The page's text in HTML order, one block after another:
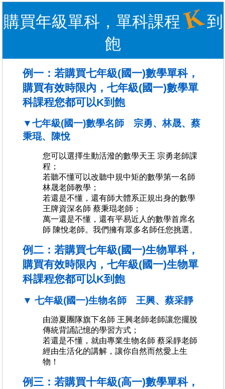
購買年級單科，單科課程K到
飽
例一：若購買七年級(國一)數學單科，
購買有效時限內，七年級(國一)數學單
科課程您都可以K到飽
▼七年級(國一)數學名師 宗勇、林晟、蔡
秉琨、陳悅
您可以選擇生動活潑的數學天王 宗勇老師課
程；
若聽不懂可以改聽中規中矩的數學第一名師
林晟老師教學；
若還是不懂，還有師大體系正規出身的數學
王牌資深名師 蔡秉琨老師；
萬一還是不懂，還有平易近人的數學首席名
師 陳悅老師。我們擁有眾多名師任您挑選。
例二：若購買七年級(國一)生物單科，
購買有效時限內，七年級(國一)生物單
科課程您都可以K到飽
▼ 七年級(國一)生物名師 王興、蔡采靜
由游夏團隊旗下名師 王興老師老師讓您擺脫
傳統背誦記憶的學習方式；
若還是不懂，就由專業生物名師 蔡采靜老師
經由生活化的講解，讓你自然而然愛上生
物！
例三：若購買十年級(高一)數學單科，